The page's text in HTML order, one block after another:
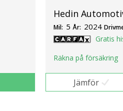
Hedin
Mil: 5 År: 2024
Gratis
Räkna på försäkring
Jämför